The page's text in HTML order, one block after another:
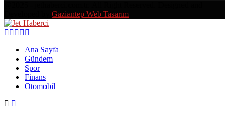
Gaziantep Web Tasarım
Facebook
Twitter
Linkedin
Youtube
Ana Sayfa
Gündem
Spor
Finans
Otomobil